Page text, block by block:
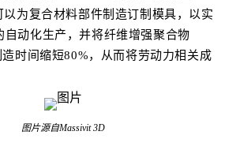
以为复合材料部件制造订制模具，以实
自动化生产，并将纤维增强聚合物
造时间缩短80%，从而将劳动力相关成
图片源自Massivit 3D